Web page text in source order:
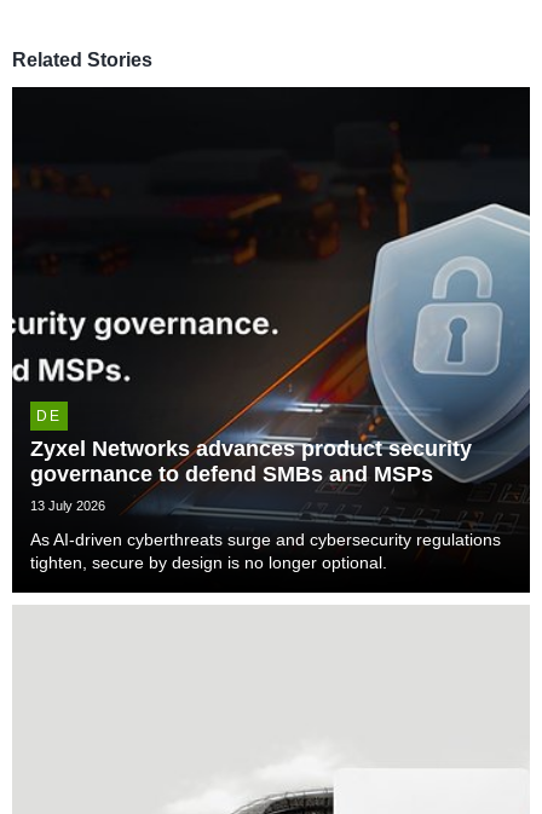
Related Stories
DE
Zyxel Networks advances product security
governance to defend SMBs and MSPs
13 July 2026
As AI-driven cyberthreats surge and cybersecurity regulations
tighten, secure by design is no longer optional.